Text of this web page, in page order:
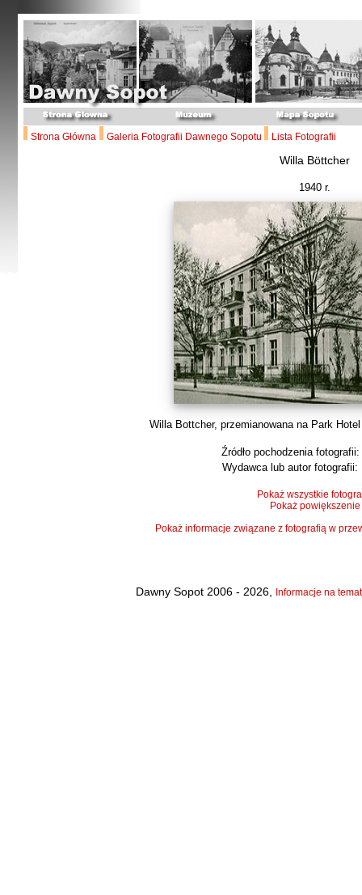
Strona Główna Galeria Fotografii Dawnego Sopotu Lista Fotografii
Willa Böttcher
1940 r.
Willa Bottcher, przemianowana na Park
Źródło pochodzenia fotografii:
Wydawca lub autor fotografii:
Pokaż wszystkie
Pokaż powiększenie
Pokaż informacje związane z fotografią w
Dawny Sopot 2006 - 2026, Informacje na